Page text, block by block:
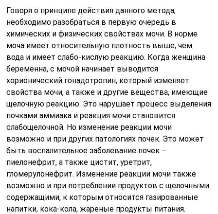
Говоря о принципе действия данного метода,
необходимо разобраться в первую очередь в
химических и физических свойствах мочи. В норме
моча имеет относительную плотность выше, чем
вода и имеет слабо-кислую реакцию. Когда женщина
беременна, с мочой начинает выводится
хорионический гонадотропин, который изменяет
свойства мочи, а также и другие вещества, имеющие
щелочную реакцию. Это нарушает процесс выделения
почками аммиака и реакция мочи становится
слабощелочной. Но изменение реакции мочи
возможно и при других патологиях почек. Это может
быть воспалительное заболевание почек –
пиелонефрит, а также цистит, уретрит,
гломерулонефрит. Изменение реакции мочи также
возможно и при потреблении продуктов с щелочными
содержащими, к которым относится газированные
напитки, кока-кола, жареные продукты питания.